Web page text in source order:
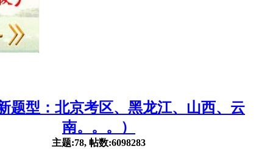
题型：北京考区、黑龙江、山西、云
南。。。）
主题:78, 帖数:6098283